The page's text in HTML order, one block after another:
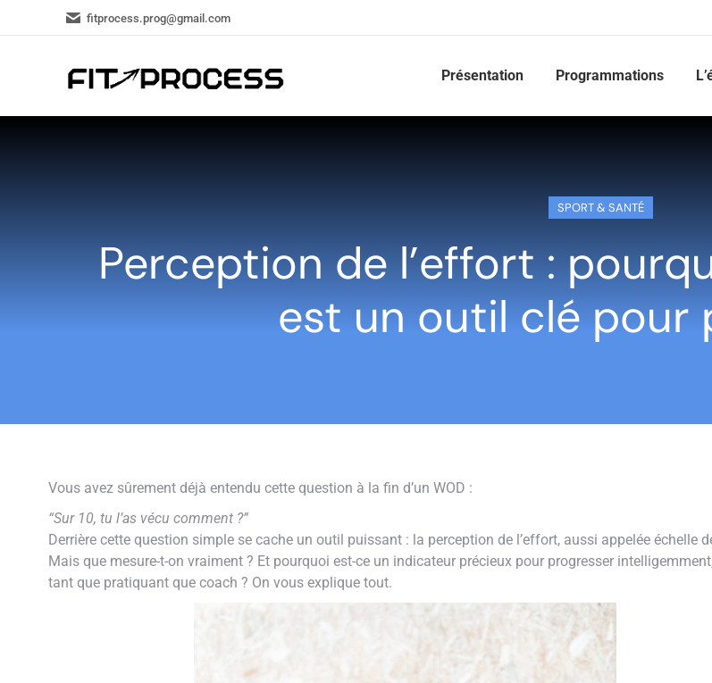
fitprocess.prog@gmail.com
Présentation Programmations
SPORT & SANTÉ
Perception de l’effort :
est un outil clé pour
Vous avez sûrement déjà entendu cette question à la fin d’un WOD :
“Sur 10, tu l’as vécu comment ?”
Derrière cette question simple se cache un outil puissant : la perception de l’effort, aussi appelée échelle
Mais que mesure-t-on vraiment ? Et pourquoi est-ce un indicateur précieux pour progresser
tant que pratiquant que coach ? On vous explique tout.